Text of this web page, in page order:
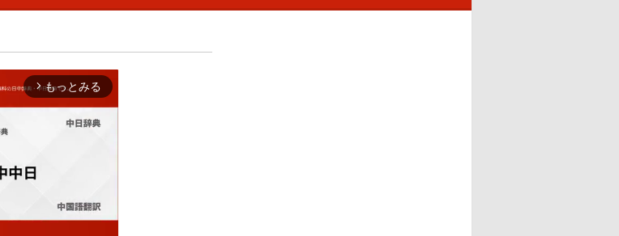
arrow_forward_ios もっとみる